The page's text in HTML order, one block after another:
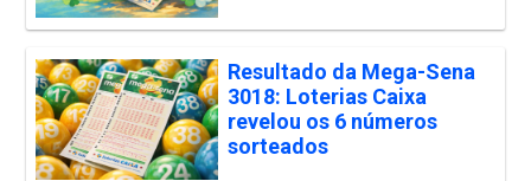
Resultado da Mega-Sena
3018: Loterias Caixa
revelou os 6 números
sorteados